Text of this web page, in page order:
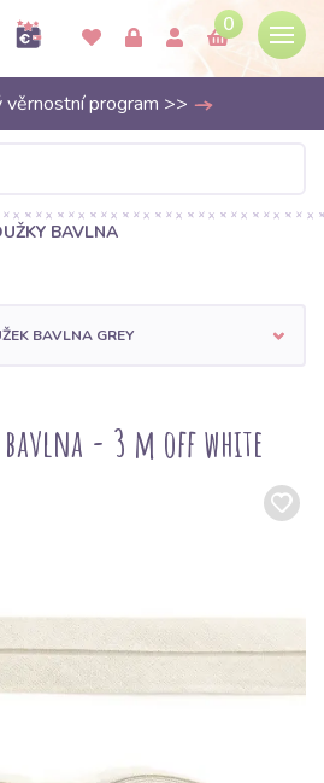
0
věrnostní program >>
BAVLNA
BAVLNA GREY
bavlna - 3 m off white